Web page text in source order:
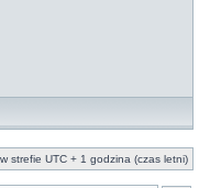
strefie UTC + 1 godzina (czas letni)